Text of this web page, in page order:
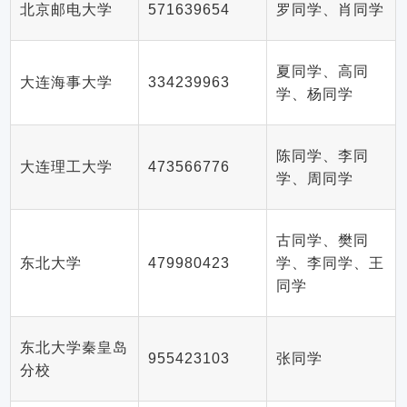
北京邮电大学 571639654 罗同学、肖同学
大连海事大学 334239963
夏同学、高同
学、杨同学
大连理工大学 473566776
陈同学、李同
学、周同学
东北大学 479980423
古同学、樊同
学、李同学、王
同学
东北大学秦皇岛
分校
955423103 张同学